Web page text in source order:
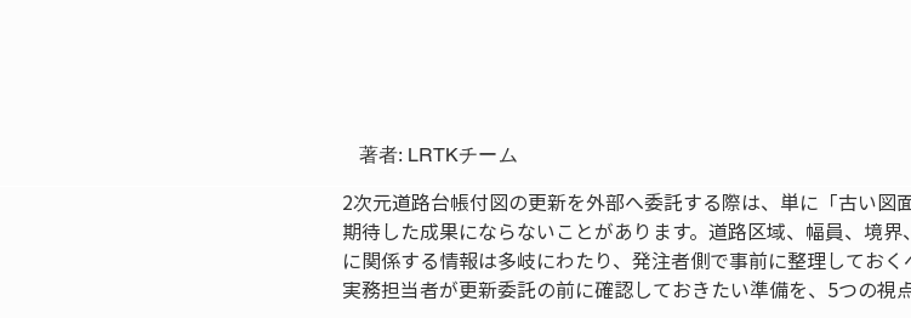
著者: LRTKチーム
2次元道路台帳付図の更新を外部へ委託する際は、単に「古い図
期待した成果にならないことがあります。道路区域、幅員、境
に関係する情報は多岐にわたり、発注者側で事前に整理してお
実務担当者が更新委託の前に確認しておきたい準備を、5つの視